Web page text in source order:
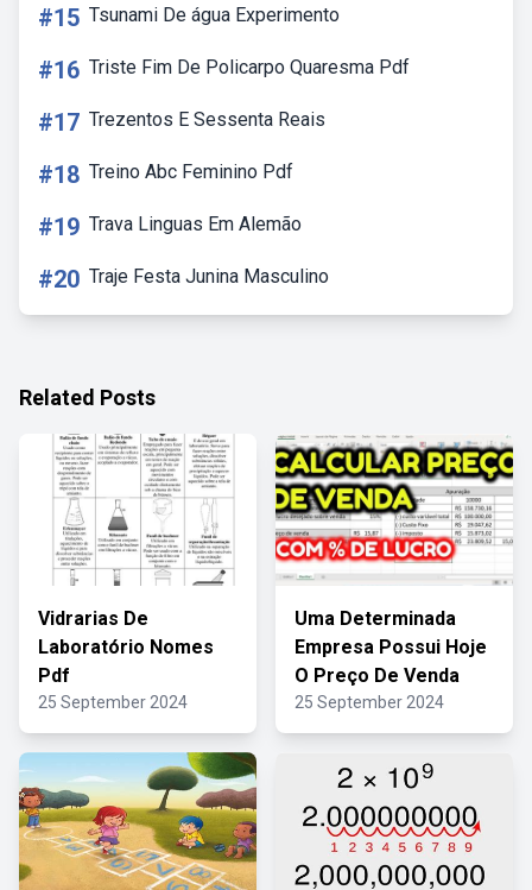
#15 Tsunami De água Experimento
#16 Triste Fim De Policarpo Quaresma Pdf
#17 Trezentos E Sessenta Reais
#18 Treino Abc Feminino Pdf
#19 Trava Linguas Em Alemão
#20 Traje Festa Junina Masculino
Related Posts
Vidrarias De
Laboratório Nomes
Pdf
25 September 2024
Uma Determinada
Empresa Possui Hoje
O Preço De Venda
25 September 2024